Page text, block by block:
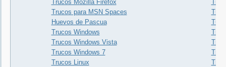
Trucos Mozilla Firefox
Trucos para MSN Spaces
Huevos de Pascua
Trucos Windows
Trucos Windows Vista
Trucos Windows 7
Trucos Linux